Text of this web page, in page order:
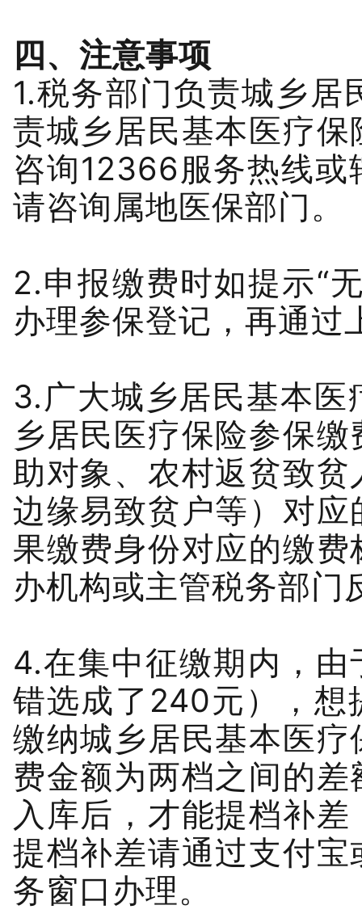
四、 注意事项
1.税务部门负责城乡
责城乡居民基本医疗
咨询12366服务热线或
请咨询属地医保部门。
2.申报缴费时如提示“
办理参保登记，再通过
3.广大城乡居民基本
乡居民医疗保险参保
助对象、农村返贫致
边缘易致贫户等）对
果缴费身份对应的缴
办机构或主管税务部门
4.在集中征缴期内，
错选成了240元），
缴纳城乡居民基本医
费金额为两档之间的
入库后，才能提档补
提档补差请通过支付
务窗口办理。